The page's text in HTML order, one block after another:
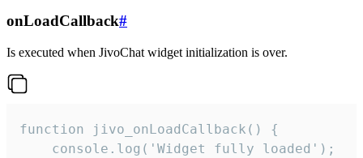
onLoadCallback#
Is executed when JivoChat widget initialization is over.
function jivo_onLoadCallback() {
    console.log('Widget fully loaded');